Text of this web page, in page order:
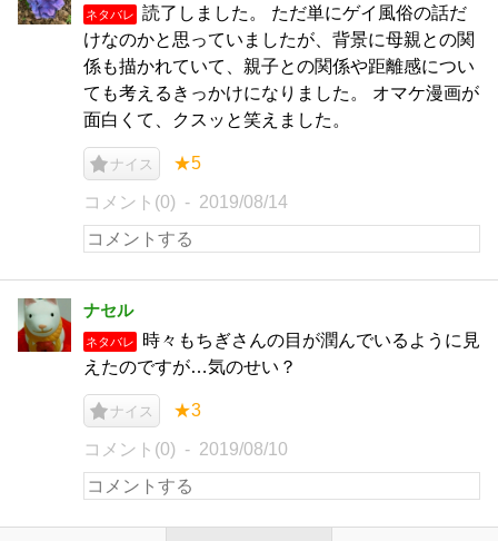
ネタバレ
読了しました。 ただ単にゲイ風俗の話だ
けなのかと思っていましたが、背景に母親との関
係も描かれていて、親子との関係や距離感につい
ても考えるきっかけになりました。 オマケ漫画が
面白くて、クスッと笑えました。
ナイス ★5
コメント(0) 2019/08/14
ナセル
ネタバレ
時々もちぎさんの目が潤んでいるように見
えたのですが…気のせい？
ナイス ★3
コメント(0) 2019/08/10